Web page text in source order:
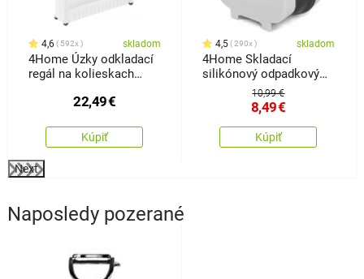
4,6 592x skladom
4Home Úzky odkladací
regál na kolieskach
22,49€
Kúpiť
4,5 290x skladom
4Home Skladací
silikónový odpadkový
kôš Clean10,99 €
8,49€
Kúpiť
Next
Naposledy pozerané